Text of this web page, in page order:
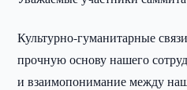
Культурно-гуманитарные
прочную основу нашего
и взаимопонимание между